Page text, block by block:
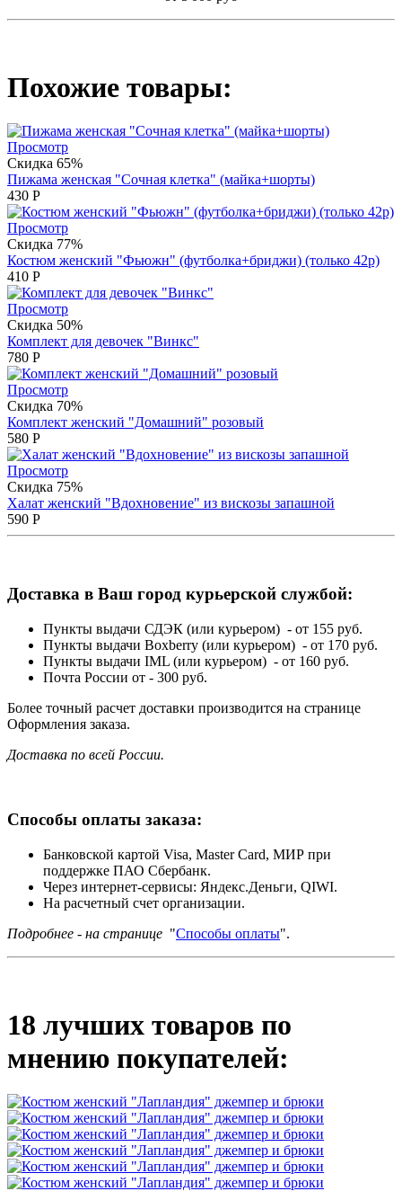
Похожие товары:
Просмотр
Скидка 65%
Пижама женская "Сочная клетка" (майка+шорты)
430 Р
Просмотр
Скидка 77%
Костюм женский "Фьюжн" (футболка+бриджи) (только 42р)
410 Р
Просмотр
Скидка 50%
Комплект для девочек "Винкс"
780 Р
Просмотр
Скидка 70%
Комплект женский "Домашний" розовый
580 Р
Просмотр
Скидка 75%
Халат женский "Вдохновение" из вискозы запашной
590 Р
Доставка в Ваш город курьерской службой:
Пункты выдачи СДЭК (или курьером) - от 155 руб.
Пункты выдачи Boxberry (или курьером) - от 170 руб.
Пункты выдачи IML (или курьером) - от 160 руб.
Почта России от - 300 руб.
Более точный расчет доставки производится на странице
Оформления заказа.
Доставка по всей России.
Способы оплаты заказа:
Банковской картой Visa, Master Card, МИР при
поддержке ПАО Сбербанк.
Через интернет-сервисы: Яндекс.Деньги, QIWI.
На расчетный счет организации.
Подробнее - на странице "Способы оплаты".
18 лучших товаров по
мнению покупателей: